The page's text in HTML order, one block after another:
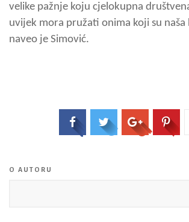
velike pažnje koju cjelokupna
uvijek mora pružati onima koji su naša
naveo je Simović.
O AUTORU